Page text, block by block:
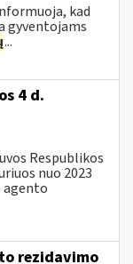
kad
gyventojams
...
4 d.
Respublikos
nuo 2023
agento
rezidavimo